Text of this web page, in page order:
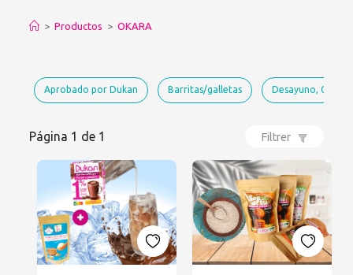
> Productos > OKARA
Aprobado por Dukan Barritas/galletas Desayuno,
Página 1 de 1 Filtrer